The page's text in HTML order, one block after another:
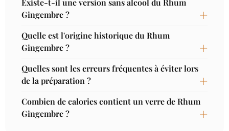
Existe-t-il une version sans alcool du Rhum
Gingembre ?
Quelle est l'origine historique du Rhum
Gingembre ?
Quelles sont les erreurs fréquentes à éviter lors
de la préparation ?
Combien de calories contient un verre de Rhum
Gingembre ?